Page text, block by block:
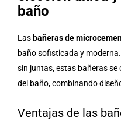
baño
Las bañeras de
baño sofisticada y
sin juntas, estas bañeras se
del baño, combinando
Ventajas de las